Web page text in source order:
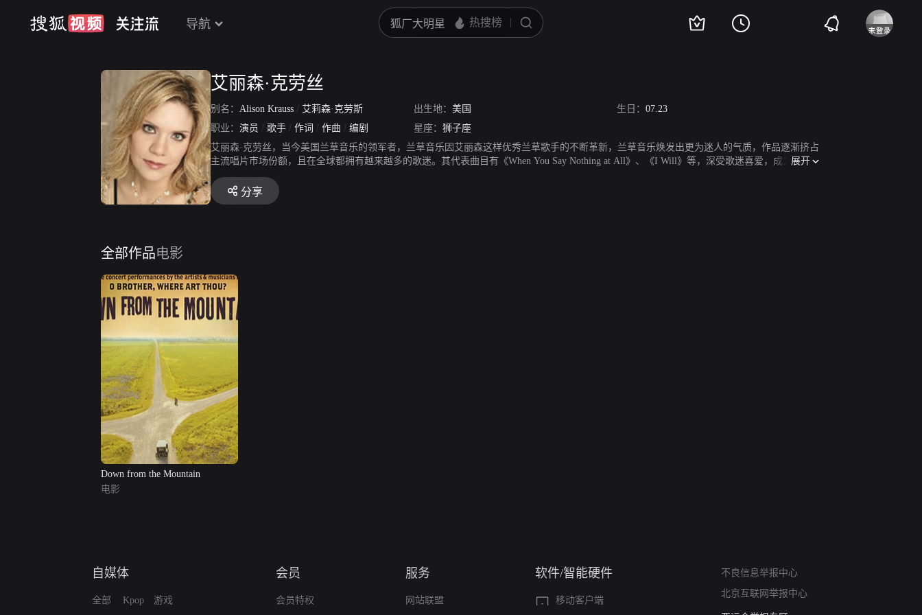
导航
艾丽森·克劳丝
别名： Alison Krauss / 艾莉森·克劳斯 出生地： 美国 生日： 07.23
职业： 演员 / 歌手 / 作词 / 作曲 / 编剧 星座： 狮子座
艾丽森·克劳丝，当今美国兰草音乐的领军者，兰草音乐因艾丽森这样优秀兰草歌手的不断革新，兰草音乐焕发出更为迷人的气质，作品逐渐挤占
主流唱片市场份额，且在全球都拥有越来越多的歌迷。其代表曲目有《When You Say Nothing at All》、《I Will》等，深受歌迷喜爱，成为历史上
获格莱美奖最多的女艺术家之一。艾莉森·克劳斯的一曲《when you say nothing at all》被无数人当作心中永恒的经典。
展开
分享
全部作品电影
Down from the Mountain
电影
自媒体
全部 Kpop 游戏
会员
会员特权
服务
网站联盟
软件/智能硬件
移动客户端
不良信息举报中心
北京互联网举报中心
算法推荐专项举报